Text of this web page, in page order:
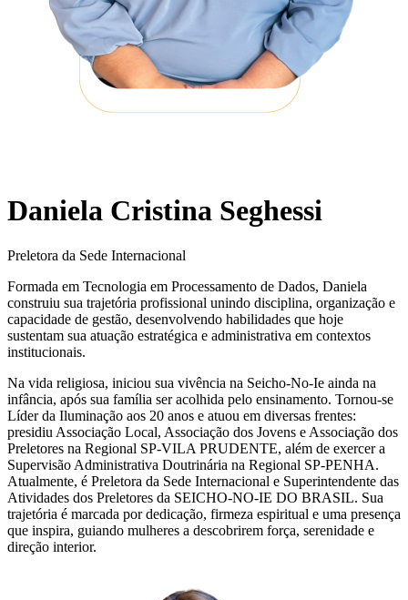
Daniela Cristina Seghessi
Preletora da Sede Internacional
Formada em Tecnologia em Processamento de Dados, Daniela
construiu sua trajetória profissional unindo disciplina, organização e
capacidade de gestão, desenvolvendo habilidades que hoje
sustentam sua atuação estratégica e administrativa em contextos
institucionais.
Na vida religiosa, iniciou sua vivência na Seicho-No-Ie ainda na
infância, após sua família ser acolhida pelo ensinamento. Tornou-se
Líder da Iluminação aos 20 anos e atuou em diversas frentes:
presidiu Associação Local, Associação dos Jovens e Associação dos
Preletores na Regional SP-VILA PRUDENTE, além de exercer a
Supervisão Administrativa Doutrinária na Regional SP-PENHA.
Atualmente, é Preletora da Sede Internacional e Superintendente das
Atividades dos Preletores da SEICHO-NO-IE DO BRASIL. Sua
trajetória é marcada por dedicação, firmeza espiritual e uma presença
que inspira, guiando mulheres a descobrirem força, serenidade e
direção interior.